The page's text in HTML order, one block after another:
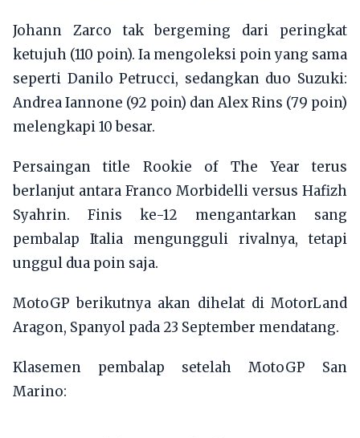
Johann Zarco tak bergeming dari peringkat
ketujuh (110 poin). Ia mengoleksi poin yang sama
seperti Danilo Petrucci, sedangkan duo Suzuki:
Andrea Iannone (92 poin) dan Alex Rins (79 poin)
melengkapi 10 besar.
Persaingan title Rookie of The Year terus
berlanjut antara Franco Morbidelli versus Hafizh
Syahrin. Finis ke-12 mengantarkan sang
pembalap Italia mengungguli rivalnya, tetapi
unggul dua poin saja.
MotoGP berikutnya akan dihelat di MotorLand
Aragon, Spanyol pada 23 September mendatang.
Klasemen pembalap setelah MotoGP San
Marino: